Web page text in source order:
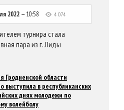
2022— 10:58 4 074
турнира стала
пара из г. Лиды
Гродненской области
выступила в республиканских
днях молодежи по
волейболу